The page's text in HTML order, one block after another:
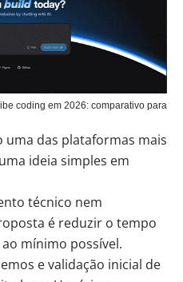
coding em 2026: comparativo para
uma das plataformas mais
ideia simples em
técnico nem
é reduzir o tempo
mínimo possível.
e validação inicial de